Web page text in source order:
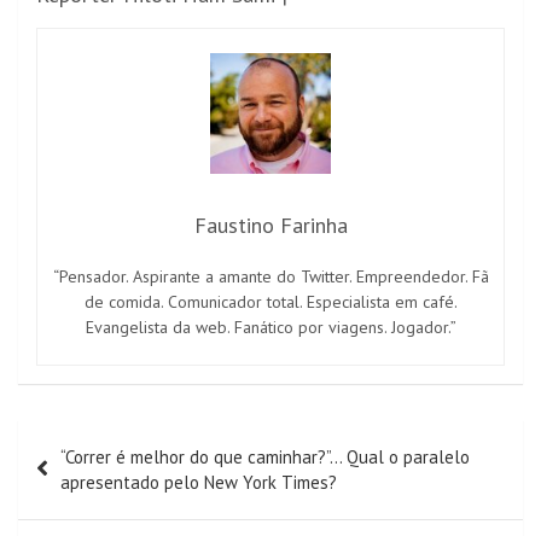
Faustino Farinha
“Pensador. Aspirante a amante do Twitter. Empreendedor. Fã
de comida. Comunicador total. Especialista em café.
Evangelista da web. Fanático por viagens. Jogador.”
de
artigos
“Correr é melhor do que caminhar?”… Qual o paralelo
apresentado pelo New York Times?